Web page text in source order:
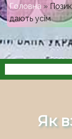
Головна »
дають усім
Як